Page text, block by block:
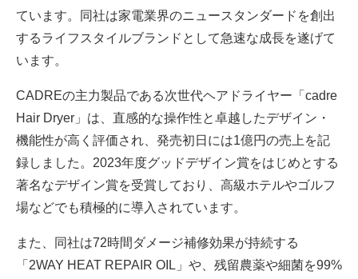
ています。同社は家電業界のニュースタンダードを創出
するライフスタイルブランドとして急速な成長を遂げて
います。
CADREの主力製品である次世代ヘアドライヤー「cadre
Hair Dryer」は、直感的な操作性と卓越したデザイン・
機能性が高く評価され、発売初日には1億円の売上を記
録しました。2023年度グッドデザイン賞をはじめとする
著名なデザイン賞を受賞しており、高級ホテルやゴルフ
場などでも積極的に導入されています。
また、同社は72時間ダメージ補修効果が持続する
「2WAY HEAT REPAIR OIL」や、残留農薬や細菌を99%